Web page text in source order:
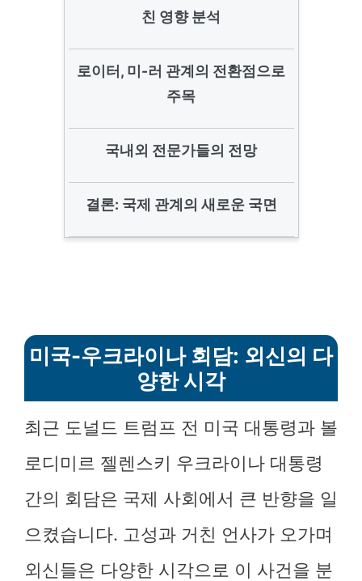
친 영향 분석
로이터, 미-러 관계의 전환점으로
주목
국내외 전문가들의 전망
결론: 국제 관계의 새로운 국면
미국-우크라이나 회담: 외신의 다
양한 시각
최근 도널드 트럼프 전 미국 대통령과 볼
로디미르 젤렌스키 우크라이나 대통령
간의 회담은 국제 사회에서 큰 반향을 일
으켰습니다. 고성과 거친 언사가 오가며
외신들은 다양한 시각으로 이 사건을 분